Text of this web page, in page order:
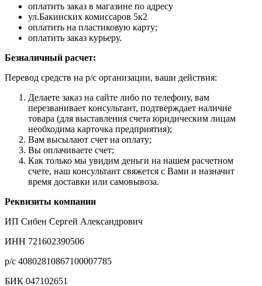
оплатить заказ в магазине по адресу
ул.Бакинских комиссаров 5к2
оплатить на пластиковую карту;
оплатить заказ курьеру.
Безналичный расчет:
Перевод средств на р/с организации, ваши действия:
Делаете заказ на сайте либо по телефону, вам
перезванивает консультант, подтверждает наличие
товара (для выставления счета юридическим лицам
необходима карточка предприятия);
Вам высылают счет на оплату;
Вы оплачиваете счет;
Как только мы увидим деньги на нашем расчетном
счете, наш консультант свяжется с Вами и назначит
время доставки или самовывоза.
Реквизиты компании
ИП Сибен Сергей Александрович
ИНН 721602390506
р/с 40802810867100007785
БИК 047102651